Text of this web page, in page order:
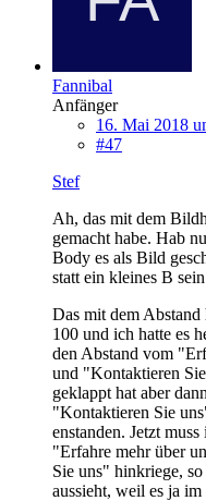
Fannibal
Anfänger
16. Mai 2018
#47
Stef
Ah, das mit dem
gemacht habe. Hab
Body es als Bild
statt ein kleines B
Das mit dem
100 und ich hatte es
den Abstand vom
und "Kontaktieren
geklappt hat aber
"Kontaktieren Sie
enstanden. Jetzt
"Erfahre mehr über
Sie uns" hinkriege,
aussieht, weil es ja